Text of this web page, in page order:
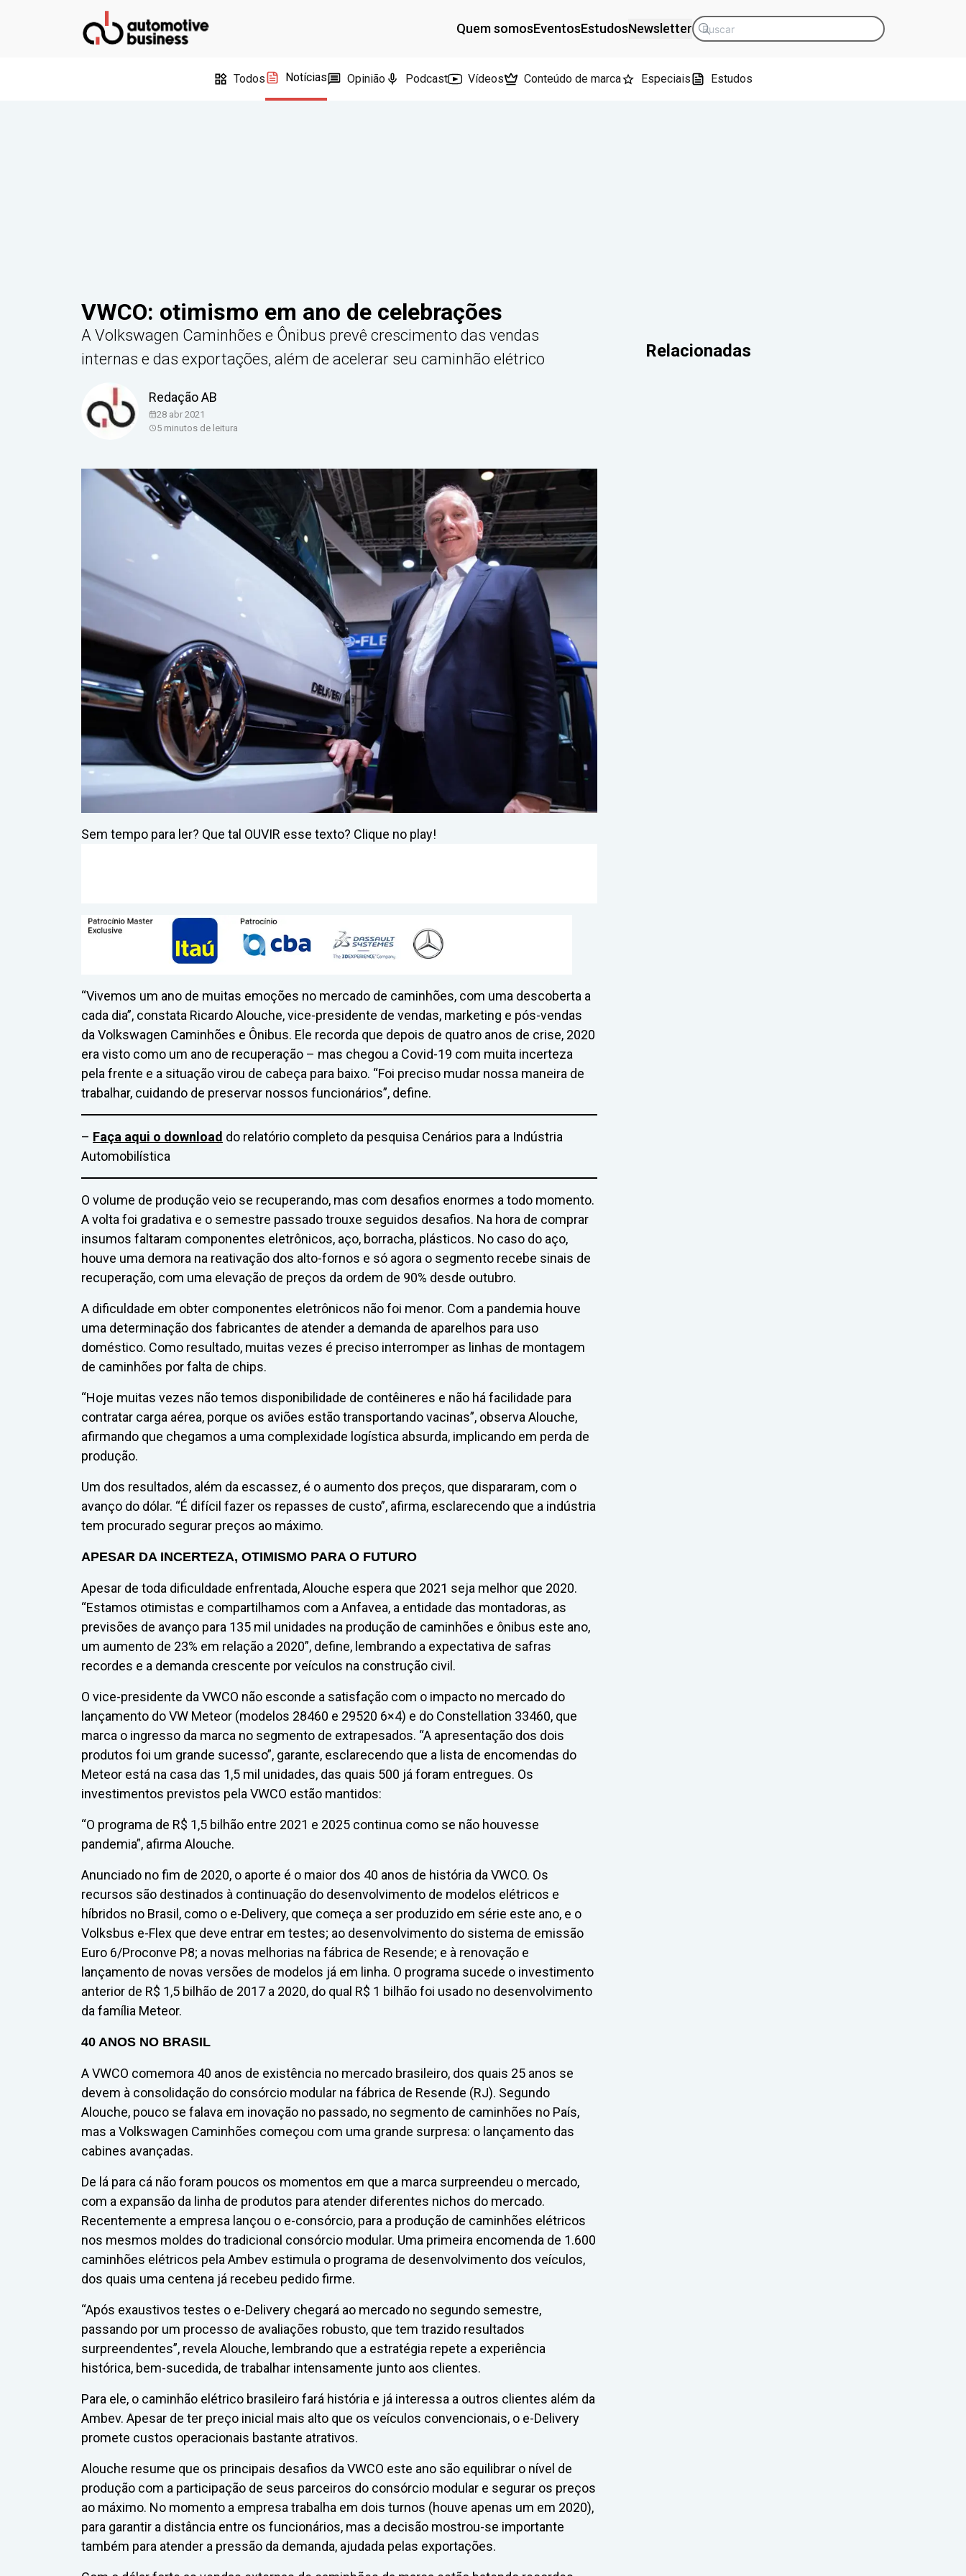
Quem somosEventosEstudosNewsletter
Todos Notícias Opinião Podcast Vídeos Conteúdo de marca Especiais Estudos
VWCO: otimismo em ano de celebrações
A Volkswagen Caminhões e Ônibus prevê crescimento das vendas
internas e das exportações, além de acelerar seu caminhão elétrico
Redação AB
28 abr 2021
5 minutos de leitura
Sem tempo para ler? Que tal OUVIR esse texto? Clique no play!
“Vivemos um ano de muitas emoções no mercado de caminhões, com uma descoberta a
cada dia”, constata Ricardo Alouche, vice-presidente de vendas, marketing e pós-vendas
da Volkswagen Caminhões e Ônibus. Ele recorda que depois de quatro anos de crise, 2020
era visto como um ano de recuperação – mas chegou a Covid-19 com muita incerteza
pela frente e a situação virou de cabeça para baixo. “Foi preciso mudar nossa maneira de
trabalhar, cuidando de preservar nossos funcionários”, define.
– Faça aqui o download do relatório completo da pesquisa Cenários para a Indústria
Automobilística
O volume de produção veio se recuperando, mas com desafios enormes a todo momento.
A volta foi gradativa e o semestre passado trouxe seguidos desafios. Na hora de comprar
insumos faltaram componentes eletrônicos, aço, borracha, plásticos. No caso do aço,
houve uma demora na reativação dos alto-fornos e só agora o segmento recebe sinais de
recuperação, com uma elevação de preços da ordem de 90% desde outubro.
A dificuldade em obter componentes eletrônicos não foi menor. Com a pandemia houve
uma determinação dos fabricantes de atender a demanda de aparelhos para uso
doméstico. Como resultado, muitas vezes é preciso interromper as linhas de montagem
de caminhões por falta de chips.
“Hoje muitas vezes não temos disponibilidade de contêineres e não há facilidade para
contratar carga aérea, porque os aviões estão transportando vacinas”, observa Alouche,
afirmando que chegamos a uma complexidade logística absurda, implicando em perda de
produção.
Um dos resultados, além da escassez, é o aumento dos preços, que dispararam, com o
avanço do dólar. “É difícil fazer os repasses de custo”, afirma, esclarecendo que a indústria
tem procurado segurar preços ao máximo.
APESAR DA INCERTEZA, OTIMISMO PARA O FUTURO
Apesar de toda dificuldade enfrentada, Alouche espera que 2021 seja melhor que 2020.
“Estamos otimistas e compartilhamos com a Anfavea, a entidade das montadoras, as
previsões de avanço para 135 mil unidades na produção de caminhões e ônibus este ano,
um aumento de 23% em relação a 2020”, define, lembrando a expectativa de safras
recordes e a demanda crescente por veículos na construção civil.
O vice-presidente da VWCO não esconde a satisfação com o impacto no mercado do
lançamento do VW Meteor (modelos 28460 e 29520 6×4) e do Constellation 33460, que
marca o ingresso da marca no segmento de extrapesados. “A apresentação dos dois
produtos foi um grande sucesso”, garante, esclarecendo que a lista de encomendas do
Meteor está na casa das 1,5 mil unidades, das quais 500 já foram entregues. Os
investimentos previstos pela VWCO estão mantidos:
“O programa de R$ 1,5 bilhão entre 2021 e 2025 continua como se não houvesse
pandemia”, afirma Alouche.
Anunciado no fim de 2020, o aporte é o maior dos 40 anos de história da VWCO. Os
recursos são destinados à continuação do desenvolvimento de modelos elétricos e
híbridos no Brasil, como o e-Delivery, que começa a ser produzido em série este ano, e o
Volksbus e-Flex que deve entrar em testes; ao desenvolvimento do sistema de emissão
Euro 6/Proconve P8; a novas melhorias na fábrica de Resende; e à renovação e
lançamento de novas versões de modelos já em linha. O programa sucede o investimento
anterior de R$ 1,5 bilhão de 2017 a 2020, do qual R$ 1 bilhão foi usado no desenvolvimento
da família Meteor.
40 ANOS NO BRASIL
A VWCO comemora 40 anos de existência no mercado brasileiro, dos quais 25 anos se
devem à consolidação do consórcio modular na fábrica de Resende (RJ). Segundo
Alouche, pouco se falava em inovação no passado, no segmento de caminhões no País,
mas a Volkswagen Caminhões começou com uma grande surpresa: o lançamento das
cabines avançadas.
De lá para cá não foram poucos os momentos em que a marca surpreendeu o mercado,
com a expansão da linha de produtos para atender diferentes nichos do mercado.
Recentemente a empresa lançou o e-consórcio, para a produção de caminhões elétricos
nos mesmos moldes do tradicional consórcio modular. Uma primeira encomenda de 1.600
caminhões elétricos pela Ambev estimula o programa de desenvolvimento dos veículos,
dos quais uma centena já recebeu pedido firme.
“Após exaustivos testes o e-Delivery chegará ao mercado no segundo semestre,
passando por um processo de avaliações robusto, que tem trazido resultados
surpreendentes”, revela Alouche, lembrando que a estratégia repete a experiência
histórica, bem-sucedida, de trabalhar intensamente junto aos clientes.
Para ele, o caminhão elétrico brasileiro fará história e já interessa a outros clientes além da
Ambev. Apesar de ter preço inicial mais alto que os veículos convencionais, o e-Delivery
promete custos operacionais bastante atrativos.
Alouche resume que os principais desafios da VWCO este ano são equilibrar o nível de
produção com a participação de seus parceiros do consórcio modular e segurar os preços
ao máximo. No momento a empresa trabalha em dois turnos (houve apenas um em 2020),
para garantir a distância entre os funcionários, mas a decisão mostrou-se importante
também para atender a pressão da demanda, ajudada pelas exportações.
Relacionadas